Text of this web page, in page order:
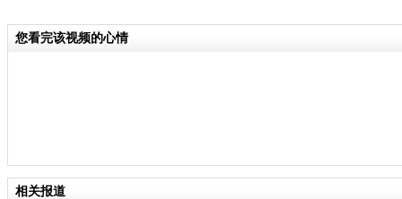
您看完该视频的心情
相关报道